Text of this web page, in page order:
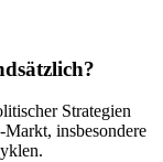
Strategien
insbesondere